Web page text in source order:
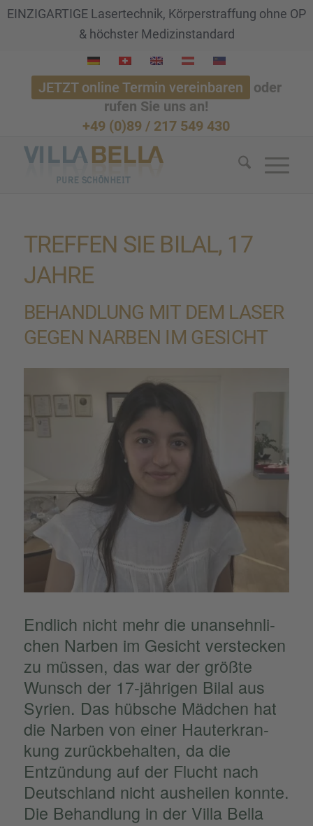
EINZIGARTIGE Lasertechnik, Körperstraffung ohne OP
& höchster Medizinstandard
JETZT online Termin vereinbaren
oder
rufen Sie uns an!
+49 (0)89 / 217 549 430
TREFFEN SIE BILAL, 17
JAHRE
BEHAND­LUNG MIT DEM LASER
GEGEN NARBEN IM GESICHT
Endlich nicht mehr die unansehn­li­
chen Narben im Gesicht verste­cken
zu müssen, das war der größte
Wunsch der 17-jähri­gen Bilal aus
Syrien. Das hübsche Mädchen hat
die Narben von einer Hauter­kran­
kung zurück­be­hal­ten, da die
Entzün­dung auf der Flucht nach
Deutsch­land nicht aushei­len konnte.
Die Behand­lung in der Villa Bella